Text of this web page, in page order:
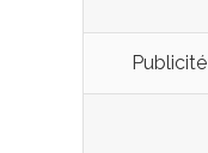
Publicité